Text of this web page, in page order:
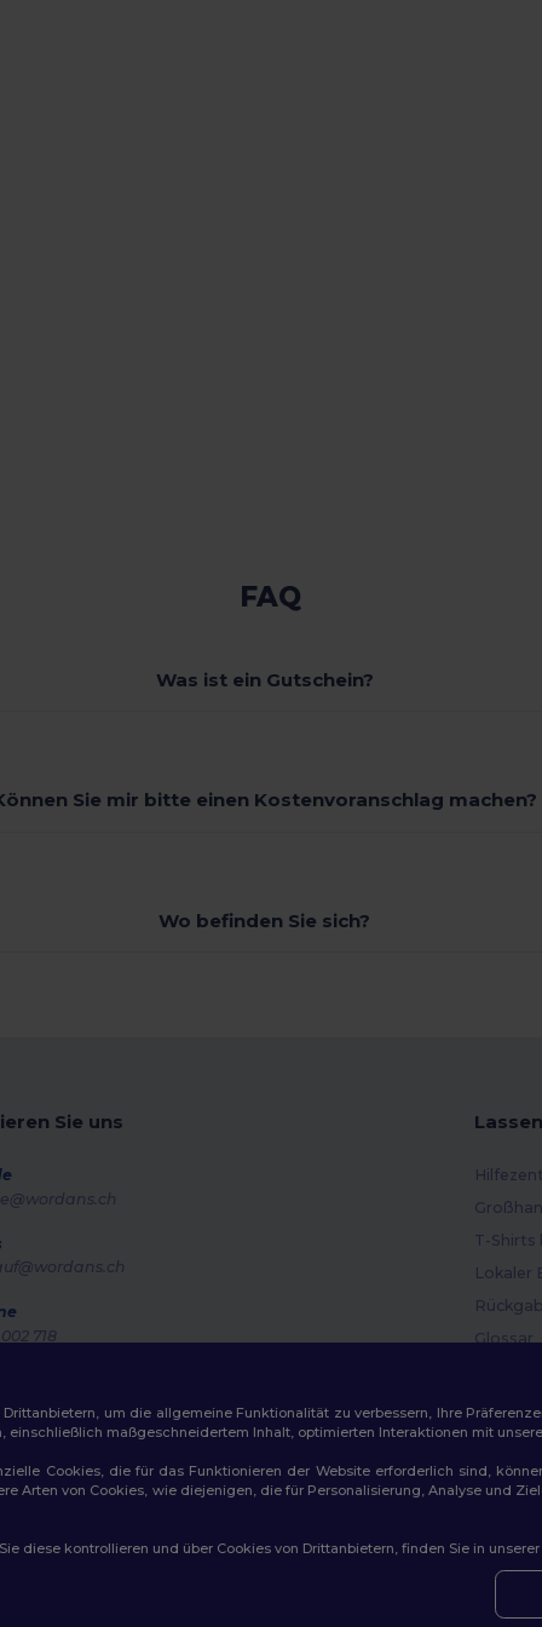
FAQ
Was ist ein Gutschein?
Sie mir bitte einen Kostenvoranschlag machen?
Wo befinden Sie sich?
Sie uns
718
T-Shirts
Lokaler
Glossar
Site
um die allgemeine Funktionalität zu verbessern, Ihre
maßgeschneidertem Inhalt, optimierten Interaktionen mit
Cookies, die für das Funktionieren der Website erforderlich sind,
Arten von Cookies, wie diejenigen, die für Personalisierung, Analyse und
diese kontrollieren und über Cookies von Drittanbietern, finden Sie in unserer